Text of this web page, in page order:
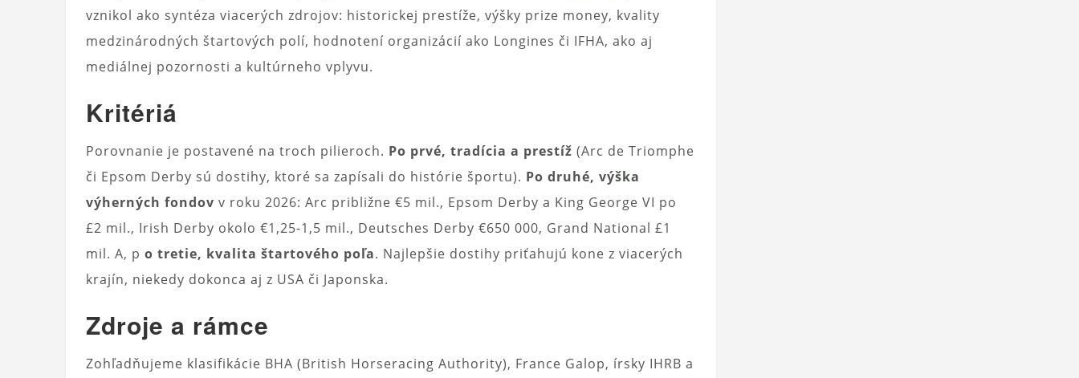
vznikol ako syntéza viacerých zdrojov: historickej prestíže, výšky prize money, kvality
medzinárodných štartových polí, hodnotení organizácií ako Longines či IFHA, ako aj
mediálnej pozornosti a kultúrneho vplyvu.
Kritériá
Porovnanie je postavené na troch pilieroch. Po prvé, tradícia a prestíž (Arc de Triomphe
či Epsom Derby sú dostihy, ktoré sa zapísali do histórie športu). Po druhé, výška
výherných fondov v roku 2026: Arc približne €5 mil., Epsom Derby a King George VI po
£2 mil., Irish Derby okolo €1,25-1,5 mil., Deutsches Derby €650 000, Grand National £1
mil. A, p o tretie, kvalita štartového poľa. Najlepšie dostihy priťahujú kone z viacerých
krajín, niekedy dokonca aj z USA či Japonska.
Zdroje a rámce
Zohľadňujeme klasifikácie BHA (British Horseracing Authority), France Galop, írsky IHRB a